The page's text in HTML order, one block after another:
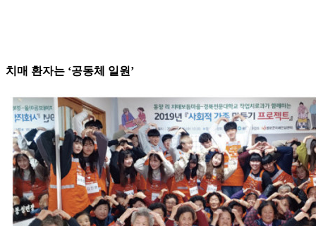
치매 환자는 ‘공동체 일원’